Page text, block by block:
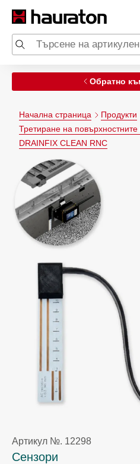
Обратно
Начална страница
Продукти
Третиране на повърхностните
DRAINFIX CLEAN RNC
Артикул №. 12298
Сензори